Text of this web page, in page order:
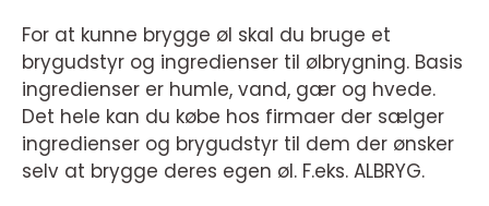
For at kunne brygge øl skal du bruge et
brygudstyr og ingredienser til ølbrygning. Basis
ingredienser er humle, vand, gær og hvede.
Det hele kan du købe hos firmaer der sælger
ingredienser og brygudstyr til dem der ønsker
selv at brygge deres egen øl. F.eks. ALBRYG.